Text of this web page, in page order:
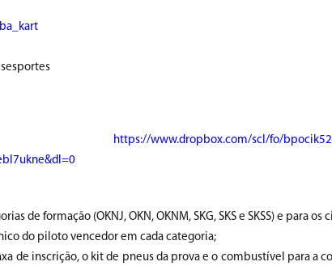
https://www.dropbox.com/scl/fo/
de formação (OKNJ, OKN, OKNM, SKG, SKS e SKSS) e para
do piloto vencedor em cada categoria;
de inscrição, o kit de pneus da prova e o combustível para a